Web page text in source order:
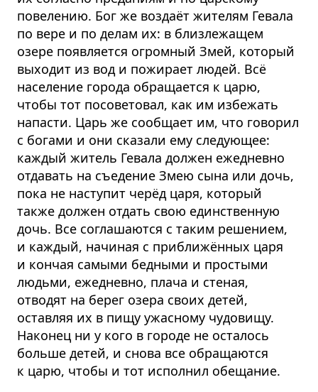
повелению. Бог же воздаёт жителям Гевала
по вере и по делам их: в близлежащем
озере появляется огромный Змей, который
выходит из вод и пожирает людей. Всё
население города обращается к царю,
чтобы тот посоветовал, как им избежать
напасти. Царь же сообщает им, что говорил
с богами и они сказали ему следующее:
каждый житель Гевала должен ежедневно
отдавать на съедение Змею сына или дочь,
пока не наступит черёд царя, который
также должен отдать свою единственную
дочь. Все соглашаются с таким решением,
и каждый, начиная с приближённых царя
и кончая самыми бедными и простыми
людьми, ежедневно, плача и стеная,
отводят на берег озера своих детей,
оставляя их в пищу ужасному чудовищу.
Наконец ни у кого в городе не осталось
больше детей, и снова все обращаются
к царю, чтобы и тот исполнил обещание.